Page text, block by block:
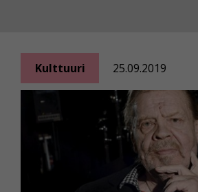
Kulttuuri 25.09.2019